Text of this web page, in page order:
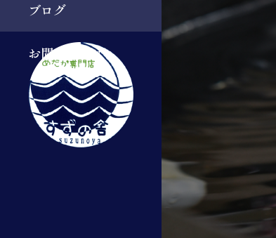
ブログ
お問い合わせ